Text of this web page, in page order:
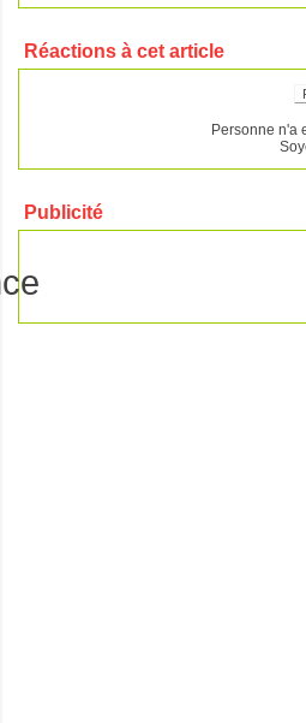
Réactions à cet article
Personne n'a
Publicité